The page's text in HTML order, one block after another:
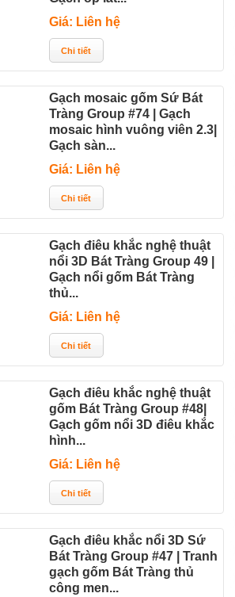
Giá: Liên hệ
Gạch mosaic gốm Sứ Bát
Tràng Group #74 | Gạch
mosaic hình vuông viên 2.3|
Gạch sàn...
Giá: Liên hệ
Gạch điêu khắc nghệ thuật
nổi 3D Bát Tràng Group 49 |
Gạch nổi gốm Bát Tràng
thủ...
Giá: Liên hệ
Gạch điêu khắc nghệ thuật
gốm Bát Tràng Group #48|
Gạch gốm nổi 3D điêu khắc
hình...
Giá: Liên hệ
Gạch điêu khắc nổi 3D Sứ
Bát Tràng Group #47 | Tranh
gạch gốm Bát Tràng thủ
công men...